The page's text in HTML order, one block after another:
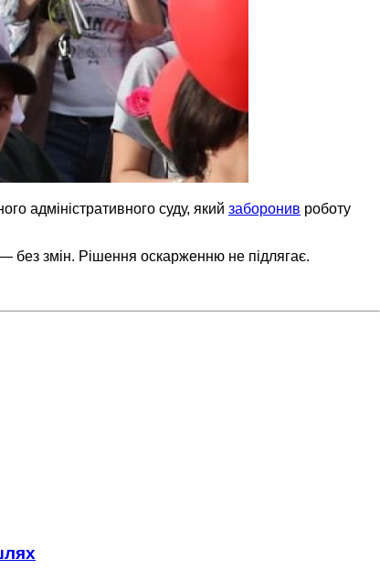
адміністративного суду, який заборонив роботу
без змін. Рішення оскарженню не підлягає.